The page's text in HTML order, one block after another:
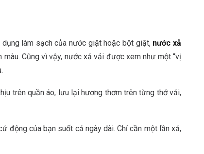
làm sạch của nước giặt hoặc bột giặt,nước xả
Cũng vì vậy, nước xả vải được xem như một “vị
trên quần áo, lưu lại hương thơm trên từng thớ vải,
động của bạn suốt cả ngày dài. Chỉ cần một lần xả,